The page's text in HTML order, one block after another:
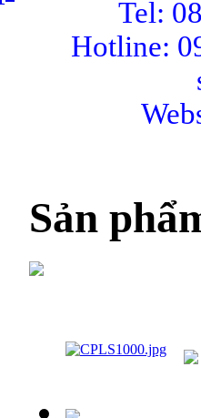
Tel:
Hotline:
Sản